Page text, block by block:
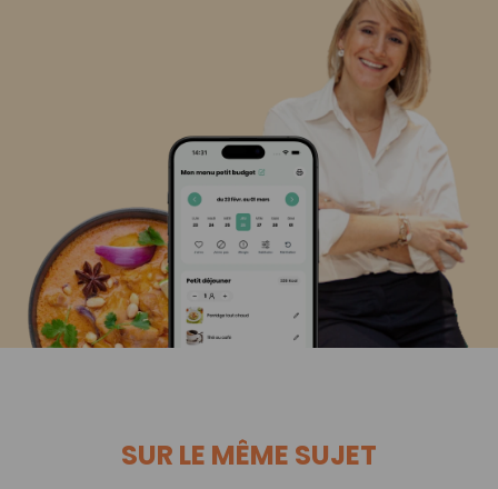
SUR LE MÊME SUJET